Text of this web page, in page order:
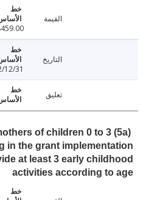
528459.00
2012/12/31
30
50% of mothers of children 0 to 3
living in the grant
provide at least 3 early
activities according